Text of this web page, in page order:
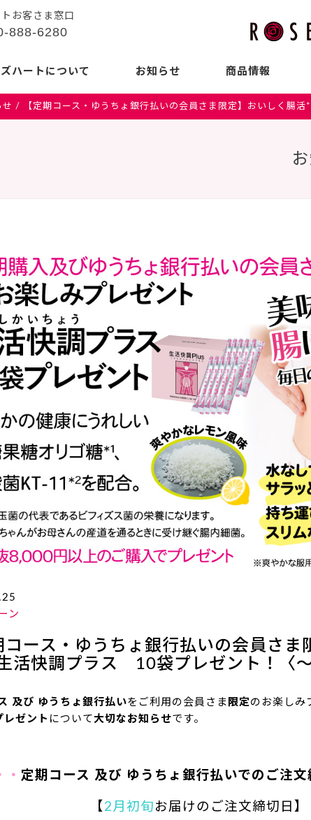
ズハートについて お知らせ 商品情報
お客さま窓口
888-6280
せ / 【定期コース・ゆうちょ銀行払いの会員さま限定】おいしく
ン
コース・ゆうちょ銀行払いの会員さま
活快調プラス 10袋プレゼント！〈
及び ゆうちょ銀行払いをご利用の会員さま 限定 のお楽しみ
レゼント について 大切なお知らせです。
・ 定期コース 及び ゆうちょ銀行払いでのご注文
【 2月初旬 お届けのご注文締切日】